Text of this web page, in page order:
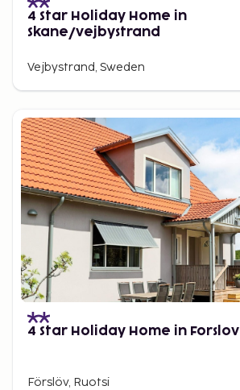
4 Star Holiday Home in
Skane/vejbystrand
Vejbystrand, Sweden
4 Star Holiday Home in Forslov
Förslöv, Ruotsi